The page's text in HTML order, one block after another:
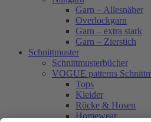
Garn – Allesnäher
Overlockgarn
Garn – extra stark
Garn – Zierstich
Schnittmuster
Schnittmusterbücher
VOGUE patterns
Tops
Kleider
Röcke & Hosen
Homewear